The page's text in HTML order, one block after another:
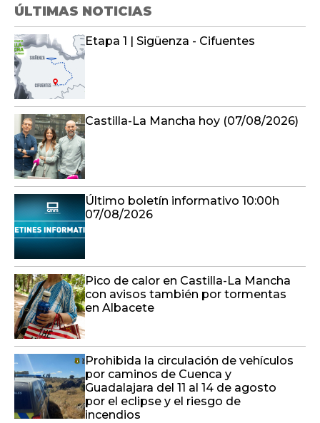
ÚLTIMAS NOTICIAS
Etapa 1 | Sigüenza - Cifuentes
Castilla-La Mancha hoy (07/08/2026)
Último boletín informativo 10:00h
07/08/2026
Pico de calor en Castilla-La Mancha
con avisos también por tormentas
en Albacete
Prohibida la circulación de vehículos
por caminos de Cuenca y
Guadalajara del 11 al 14 de agosto
por el eclipse y el riesgo de
incendios